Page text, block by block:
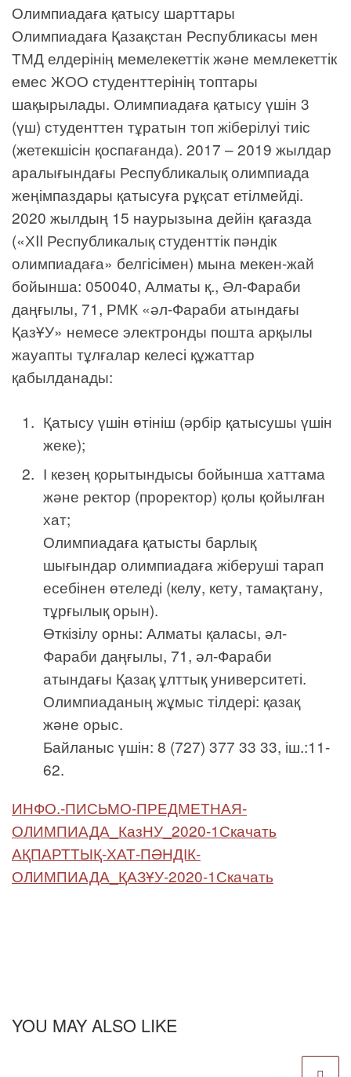
Олимпиадаға қатысу шарттары
Олимпиадаға Қазақстан Республикасы мен
ТМД елдерінің мемелекеттік және мемлекеттік
емес ЖОО студенттерінің топтары
шақырылады. Олимпиадаға қатысу үшін 3
(үш) студенттен тұратын топ жіберілуі тиіс
(жетекшісін қоспағанда). 2017 – 2019 жылдар
аралығындағы Республикалық олимпиада
жеңімпаздары қатысуға рұқсат етілмейді.
2020 жылдың 15 наурызына дейін қағазда
(«ХII Республикалық студенттік пәндік
олимпиадаға» белгісімен) мына мекен-жай
бойынша: 050040, Алматы қ., Әл-Фараби
даңғылы, 71, РМК «әл-Фараби атындағы
ҚазҰУ» немесе электронды пошта арқылы
жауапты тұлғалар келесі құжаттар
қабылданады:
Қатысу үшін өтініш (әрбір қатысушы үшін
жеке);
І кезең қорытындысы бойынша хаттама
және ректор (проректор) қолы қойылған
хат;
Олимпиадаға қатысты барлық
шығындар олимпиадаға жіберуші тарап
есебінен өтеледі (келу, кету, тамақтану,
тұрғылық орын).
Өткізілу орны: Алматы қаласы, әл-
Фараби даңғылы, 71, әл-Фараби
атындағы Қазақ ұлттық университеті.
Олимпиаданың жұмыс тілдері: қазақ
және орыс.
Байланыс үшін: 8 (727) 377 33 33, іш.:11-
62.
ИНФО.-ПИСЬМО-ПРЕДМЕТНАЯ-
ОЛИМПИАДА_КазНУ_2020-1Скачать
АҚПАРТТЫҚ-ХАТ-ПӘНДІК-
ОЛИМПИАДА_ҚАЗҰУ-2020-1Скачать
YOU MAY ALSO LIKE